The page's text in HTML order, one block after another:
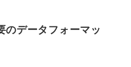
のデータフォーマッ